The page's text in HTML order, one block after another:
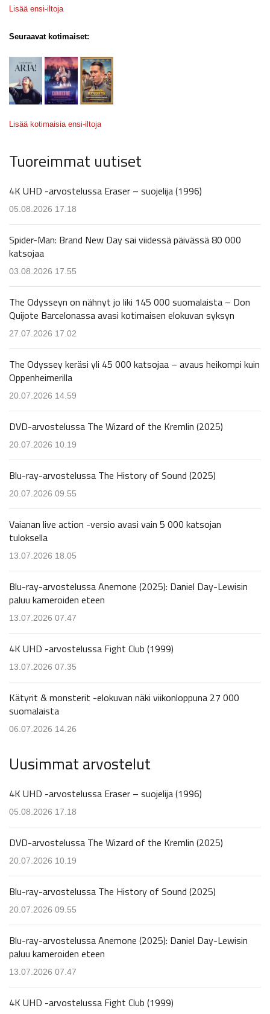
Lisää ensi-iltoja
Seuraavat kotimaiset:
Lisää kotimaisia ensi-iltoja
Tuoreimmat uutiset
4K UHD -arvostelussa Eraser – suojelija (1996)
05.08.2026 17.18
Spider-Man: Brand New Day sai viidessä päivässä 80 000
katsojaa
03.08.2026 17.55
The Odysseyn on nähnyt jo liki 145 000 suomalaista – Don
Quijote Barcelonassa avasi kotimaisen elokuvan syksyn
27.07.2026 17.02
The Odyssey keräsi yli 45 000 katsojaa – avaus heikompi kuin
Oppenheimerilla
20.07.2026 14.59
DVD-arvostelussa The Wizard of the Kremlin (2025)
20.07.2026 10.19
Blu-ray-arvostelussa The History of Sound (2025)
20.07.2026 09.55
Vaianan live action -versio avasi vain 5 000 katsojan
tuloksella
13.07.2026 18.05
Blu-ray-arvostelussa Anemone (2025): Daniel Day-Lewisin
paluu kameroiden eteen
13.07.2026 07.47
4K UHD -arvostelussa Fight Club (1999)
13.07.2026 07.35
Kätyrit & monsterit -elokuvan näki viikonloppuna 27 000
suomalaista
06.07.2026 14.26
Uusimmat arvostelut
4K UHD -arvostelussa Eraser – suojelija (1996)
05.08.2026 17.18
DVD-arvostelussa The Wizard of the Kremlin (2025)
20.07.2026 10.19
Blu-ray-arvostelussa The History of Sound (2025)
20.07.2026 09.55
Blu-ray-arvostelussa Anemone (2025): Daniel Day-Lewisin
paluu kameroiden eteen
13.07.2026 07.47
4K UHD -arvostelussa Fight Club (1999)